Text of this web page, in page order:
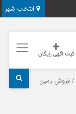
انتخاب شهر
ثبت اگهی رایگان
/ فروش زمین